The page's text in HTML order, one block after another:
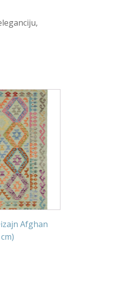
Afghan